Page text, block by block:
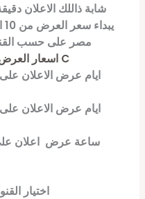
شابة ذاللك الاعلان
مصر على حسب
اسعار العرض على القنوات كلاس C
اختيار